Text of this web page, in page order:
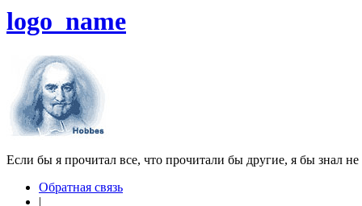
logo_name
Если бы я прочитал все, что прочитали бы другие, я бы знал
Обратная связь
|